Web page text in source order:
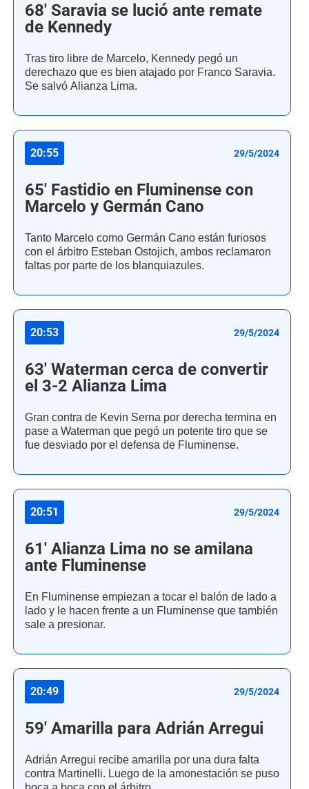
68' Saravia se lució ante remate
de Kennedy
Tras tiro libre de Marcelo, Kennedy pegó un
derechazo que es bien atajado por Franco Saravia.
Se salvó Alianza Lima.
20:55 29/5/2024
65' Fastidio en Fluminense con
Marcelo y Germán Cano
Tanto Marcelo como Germán Cano están furiosos
con el árbitro Esteban Ostojich, ambos reclamaron
faltas por parte de los blanquiazules.
20:53 29/5/2024
63' Waterman cerca de convertir
el 3-2 Alianza Lima
Gran contra de Kevin Serna por derecha termina en
pase a Waterman que pegó un potente tiro que se
fue desviado por el defensa de Fluminense.
20:51 29/5/2024
61' Alianza Lima no se amilana
ante Fluminense
En Fluminense empiezan a tocar el balón de lado a
lado y le hacen frente a un Fluminense que también
sale a presionar.
20:49 29/5/2024
59' Amarilla para Adrián Arregui
Adrián Arregui recibe amarilla por una dura falta
contra Martinelli. Luego de la amonestación se puso